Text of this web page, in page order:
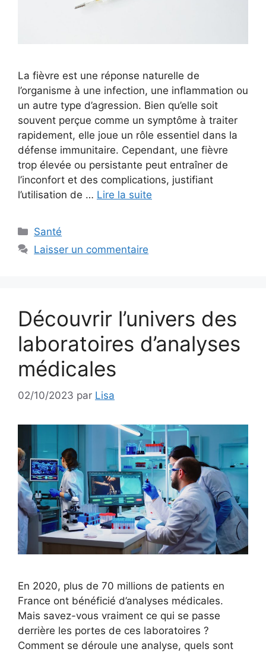
La fièvre est une réponse naturelle de
l’organisme à une infection, une inflammation ou
un autre type d’agression. Bien qu’elle soit
souvent perçue comme un symptôme à traiter
rapidement, elle joue un rôle essentiel dans la
défense immunitaire. Cependant, une fièvre
trop élevée ou persistante peut entraîner de
l’inconfort et des complications, justifiant
l’utilisation de … Lire la suite
Catégories
Santé
Laisser un commentaire
Découvrir l’univers des
laboratoires d’analyses
médicales
02/10/2023 par Lisa
En 2020, plus de 70 millions de patients en
France ont bénéficié d’analyses médicales.
Mais savez-vous vraiment ce qui se passe
derrière les portes de ces laboratoires ?
Comment se déroule une analyse, quels sont